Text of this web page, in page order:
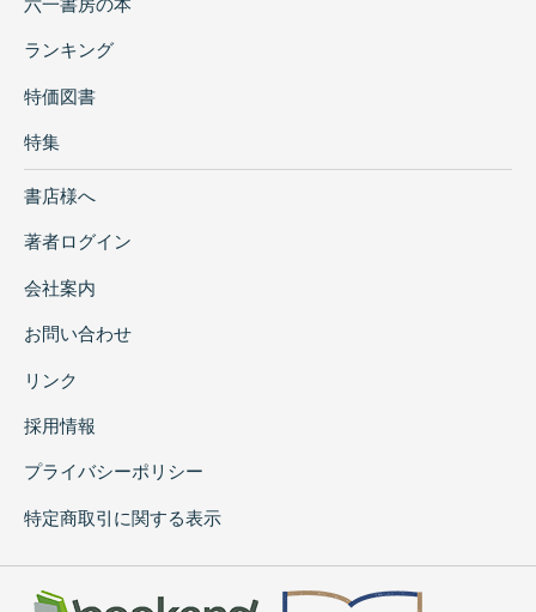
ランキング
特価図書
特集
書店様へ
著者ログイン
会社案内
お問い合わせ
リンク
採用情報
プライバシーポリシー
特定商取引に関する表示